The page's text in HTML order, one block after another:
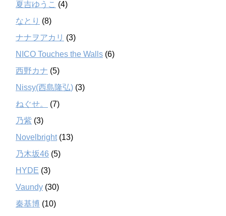
夏吉ゆうこ (4)
なとり (8)
ナナヲアカリ (3)
NICO Touches the Walls (6)
西野カナ (5)
Nissy(西島隆弘) (3)
ねぐせ。
(7)
乃紫 (3)
Novelbright(13)
乃木坂46 (5)
HYDE (3)
Vaundy (30)
秦基博 (10)